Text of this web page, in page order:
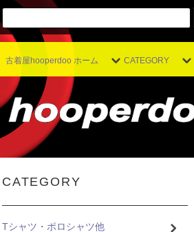
古着屋hooperdoo ホーム CATEGORY
CATEGORY
Tシャツ・ポロシャツ他